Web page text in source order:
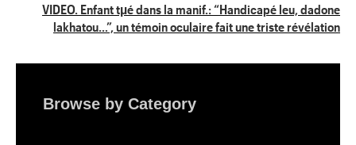
VIDEO. Enfant tµé dans la manif.: “Handicapé leu, dadone
lakhatou…”, un témoin oculaire fait une triste révélation
Browse by Category